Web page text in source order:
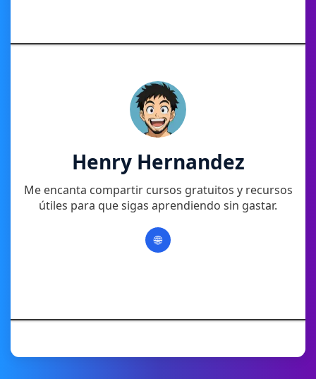
Henry Hernandez
Me encanta compartir cursos gratuitos y recursos
útiles para que sigas aprendiendo sin gastar.
🌐